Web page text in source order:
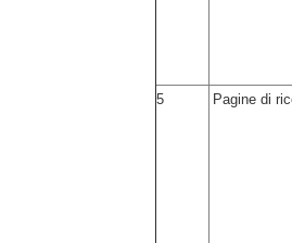
5 Pagine di